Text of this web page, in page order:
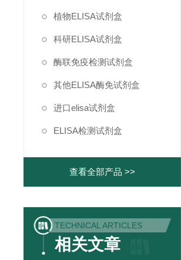
植物ELISA试剂盒
科研ELISA试剂盒
酶联免疫检测试剂盒
其他ELISA酶免试剂盒
进口elisa试剂盒
ELISA检测试剂盒
查看全部产品 >>
TECHNICAL ARTICLES
相关文章